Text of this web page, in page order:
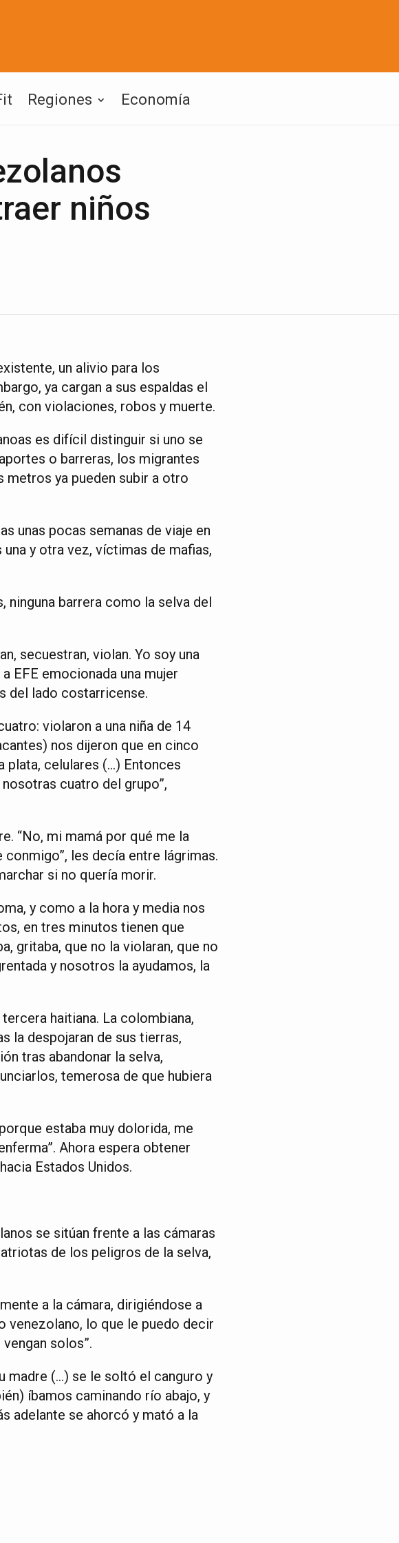
Regiones Economía
niños
un alivio para los
ya cargan a sus espaldas el
con violaciones, robos y muerte.
es difícil distinguir si uno se
o barreras, los migrantes
metros ya pueden subir a otro
unas pocas semanas de viaje en
y otra vez, víctimas de mafias,
ninguna barrera como la selva del
secuestran, violan. Yo soy una
EFE emocionada una mujer
del lado costarricense.
violaron a una niña de 14
nos dijeron que en cinco
plata, celulares (…) Entonces
cuatro del grupo”,
“No, mi mamá por qué me la
conmigo”, les decía entre lágrimas.
si no quería morir.
y como a la hora y media nos
en tres minutos tienen que
gritaba, que no la violaran, que no
y nosotros la ayudamos, la
haitiana. La colombiana,
la despojaran de sus tierras,
tras abandonar la selva,
temerosa de que hubiera
estaba muy dolorida, me
Ahora espera obtener
Estados Unidos.
se sitúan frente a las cámaras
de los peligros de la selva,
a la cámara, dirigiéndose a
venezolano, lo que le puedo decir
solos”.
madre (…) se le soltó el canguro y
íbamos caminando río abajo, y
adelante se ahorcó y mató a la